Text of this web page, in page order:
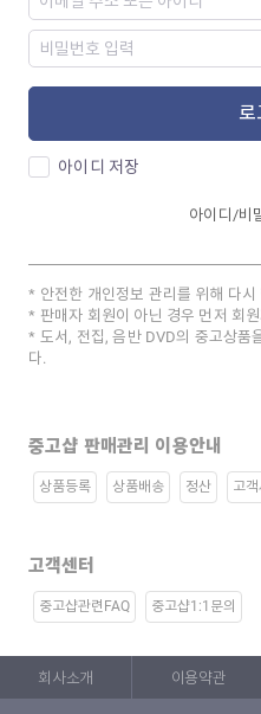
로
아이디 저장
아이디/비
안전한 개인정보 관리를 위해 다
판매자 회원이 아닌 경우 먼저 회
도서, 전집, 음반 DVD의 중고상품
다.
중고샵 판매관리 이용안내
상품등록 상품배송 정산 고
고객센터
중고샵관련FAQ 중고샵1:1문의
회사소개 이용약관